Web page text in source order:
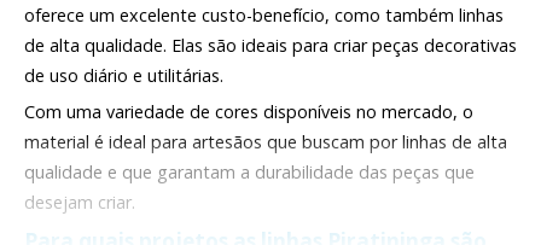
oferece um excelente custo-benefício, como também linhas
de alta qualidade. Elas são ideais para criar peças decorativas
de uso diário e utilitárias.
Com uma variedade de cores disponíveis no mercado, o
material é ideal para artesãos que buscam por linhas de alta
qualidade e que garantam a durabilidade das peças que
desejam criar.